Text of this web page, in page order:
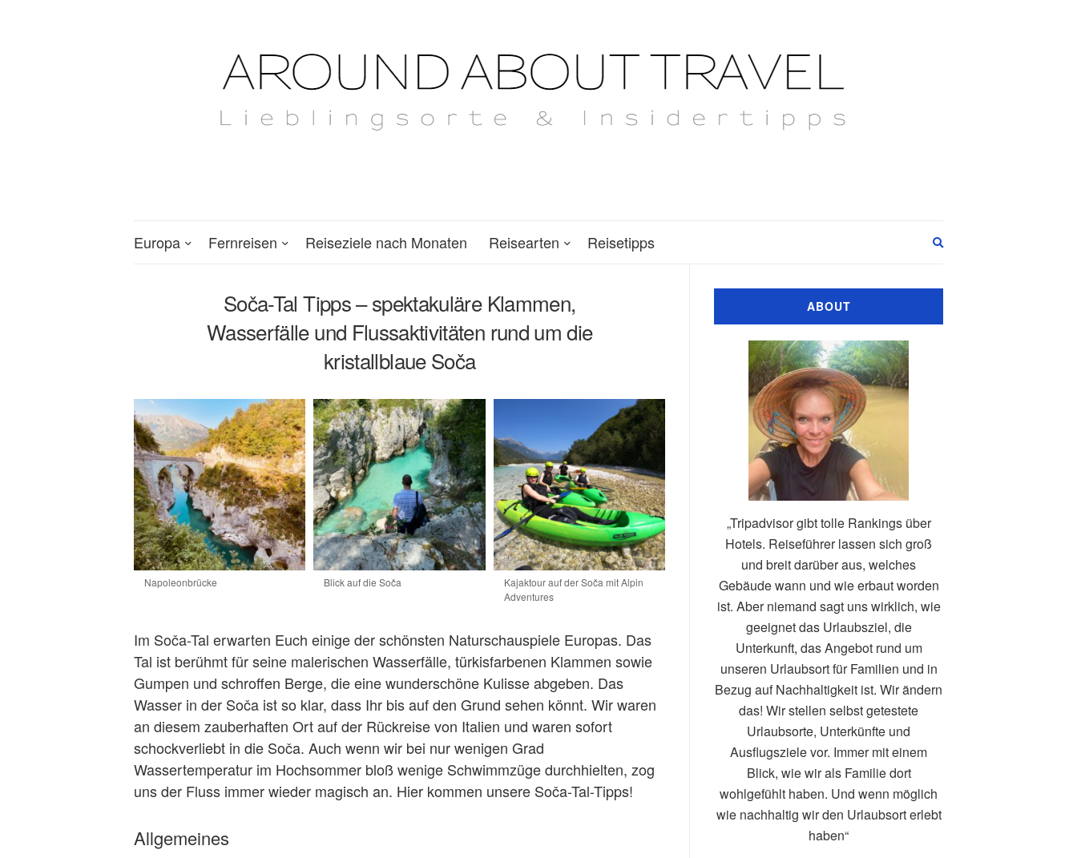
Europa Fernreisen Reiseziele nach Monaten Reisearten Reisetipps
Soča-Tal Tipps – spektakuläre Klammen,
Wasserfälle und Flussaktivitäten rund um die
kristallblaue Soča
Napoleonbrücke Blick auf die Soča
Kajaktour auf der Soča mit Alpin
Adventures
Im Soča-Tal erwarten Euch einige der schönsten Naturschauspiele Europas. Das
Tal ist berühmt für seine malerischen Wasserfälle, türkisfarbenen Klammen sowie
Gumpen und schroffen Berge, die eine wunderschöne Kulisse abgeben. Das
Wasser in der Soča ist so klar, dass Ihr bis auf den Grund sehen könnt. Wir waren
an diesem zauberhaften Ort auf der Rückreise von Italien und waren sofort
schockverliebt in die Soča. Auch wenn wir bei nur wenigen Grad
Wassertemperatur im Hochsommer bloß wenige Schwimmzüge durchhielten, zog
uns der Fluss immer wieder magisch an. Hier kommen unsere Soča-Tal-Tipps!
Allgemeines
ABOUT
„Tripadvisor gibt tolle Rankings über
Hotels. Reiseführer lassen sich groß
und breit darüber aus, welches
Gebäude wann und wie erbaut worden
ist. Aber niemand sagt uns wirklich, wie
geeignet das Urlaubsziel, die
Unterkunft, das Angebot rund um
unseren Urlaubsort für Familien und in
Bezug auf Nachhaltigkeit ist. Wir ändern
das! Wir stellen selbst getestete
Urlaubsorte, Unterkünfte und
Ausflugsziele vor. Immer mit einem
Blick, wie wir als Familie dort
wohlgefühlt haben. Und wenn möglich
wie nachhaltig wir den Urlaubsort erlebt
haben“